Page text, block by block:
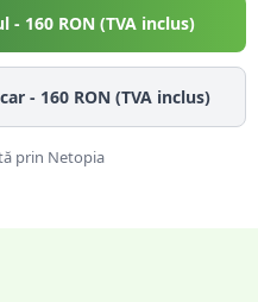
- 160RON (TVA inclus)
- 160RON (TVA inclus)
prin Netopia